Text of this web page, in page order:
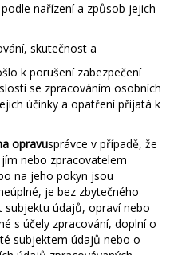
nařízení a způsob jejich
skutečnost a
k porušení zabezpečení
se zpracováním osobních
účinky a opatření přijatá k
opravusprávce v případě, že
nebo zpracovatelem
na jeho pokyn jsou
je bez zbytečného
údajů, opraví nebo
s účely zpracování, doplní o
subjektem údajů nebo o